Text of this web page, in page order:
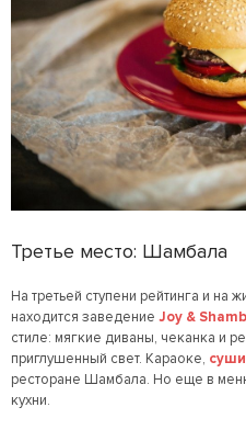
Третье место: Шамбала
На третьей ступени рейтинга и
находится заведение Joy &
стиле: мягкие диваны, чеканка и
приглушенный свет. Караоке, суши
ресторане Шамбала. Но еще в
кухни.